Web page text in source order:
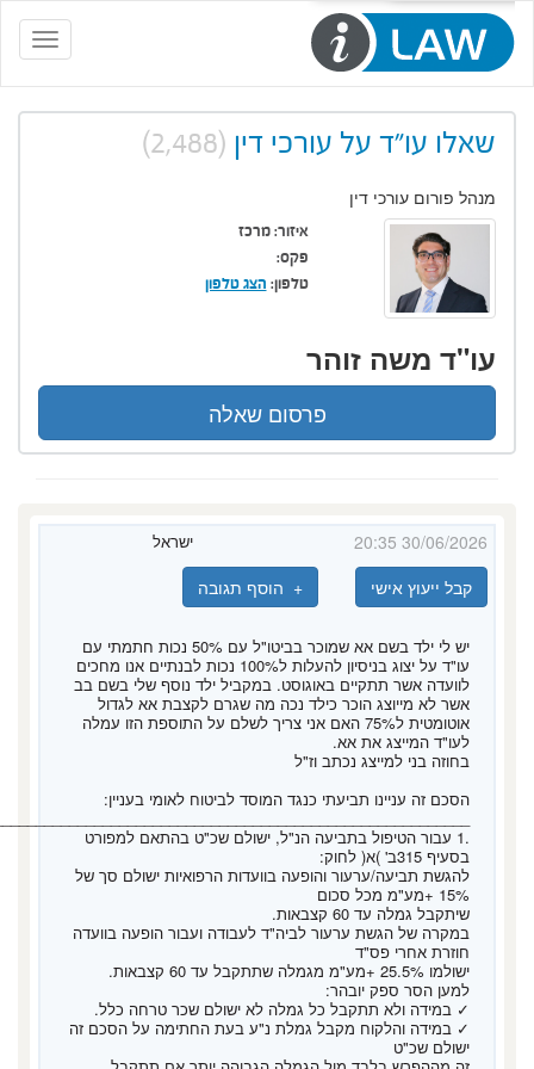
Toggle
navigation
שאלו עו"ד על עורכי דין (2,488)
מנהל פורום עורכי דין
איזור:מרכז
פקס:
טלפון: הצג טלפון
עו"ד משה זוהר
פרסום שאלה
30/06/2026 20:35 ישראל
יש לי ילד בשם אא שמוכר בביטו"ל עם 50% נכות חתמתי עם
עו"ד על יצוג בניסיון להעלות ל100% נכות לבנתיים אנו מחכים
לוועדה אשר תתקיים באוגוסט. במקביל ילד נוסף שלי בשם בב
אשר לא מייוצג הוכר כילד נכה מה שגרם לקצבת אא לגדול
אוטומטית ל75% האם אני צריך לשלם על התוספת הזו עמלה
לעו"ד המייצג את אא.
בחוזה בני למייצג נכתב וז"ל
הסכם זה עניינו תביעתי כנגד המוסד לביטוח לאומי בעניין:
.1 עבור הטיפול בתביעה הנ"ל, ישולם שכ"ט בהתאם למפורט
בסעיף 315ב' )א( לחוק:
להגשת תביעה/ערעור והופעה בוועדות הרפואיות ישולם סך של
15% +מע"מ מכל סכום
שיתקבל גמלה עד 60 קצבאות.
במקרה של הגשת ערעור לביה"ד לעבודה ועבור הופעה בוועדה
חוזרת אחרי פס"ד
ישולמו 25.5% +מע"מ מגמלה שתתקבל עד 60 קצבאות.
למען הסר ספק יובהר:
✓ במידה ולא תתקבל כל גמלה לא ישולם שכר טרחה כלל.
✓ במידה והלקוח מקבל גמלת נ"ע בעת החתימה על הסכם זה
ישולם שכ"ט
+ הוסף תגובה קבל ייעוץ אישי